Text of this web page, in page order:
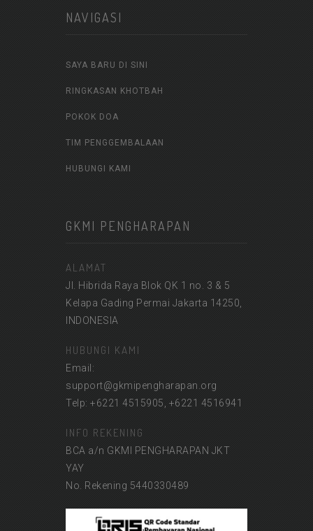
NAVIGASI
SAYA BARU DI SINI
RINGKASAN KHOTBAH
POKOK DOA
TIM PENGGEMBALAAN
HUBUNGI KAMI
GKMI PENGHARAPAN
ALAMAT
Jl. Hibrida Raya Blok QK 1 no. 3 & 5
Kelapa Gading Permai Jakarta 14250,
INDONESIA
HUBUNGI KAMI
Email:
support@gkmipengharapan.org
Telp: +6221 4515905, +6221 4516941
INFO REKENING
BCA a/n GKMI PENGHARAPAN JKT
YAY
No. Rekening 5440330489